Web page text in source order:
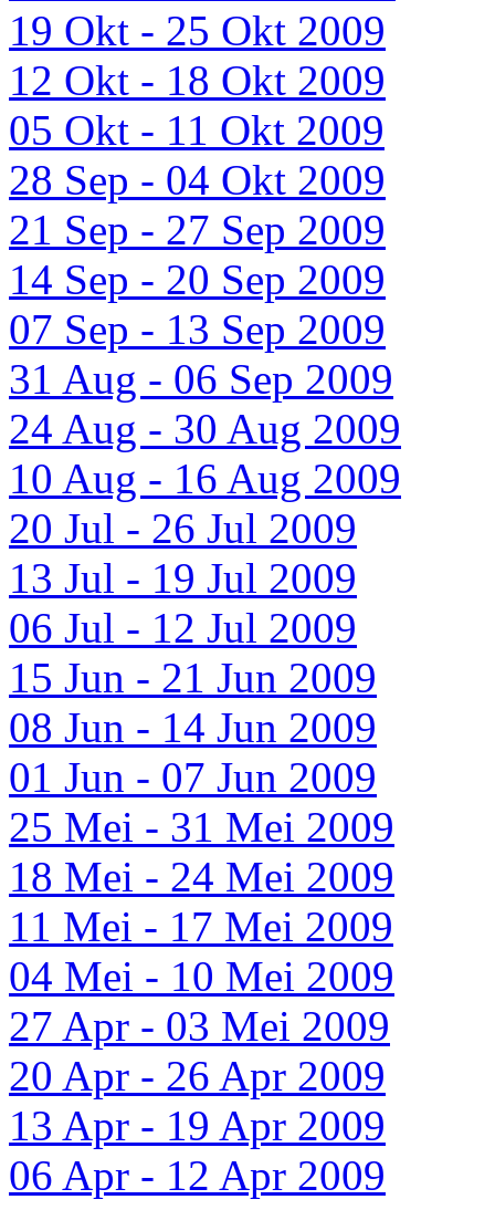
19 Okt - 25 Okt 2009
12 Okt - 18 Okt 2009
05 Okt - 11 Okt 2009
28 Sep - 04 Okt 2009
21 Sep - 27 Sep 2009
14 Sep - 20 Sep 2009
07 Sep - 13 Sep 2009
31 Aug - 06 Sep 2009
24 Aug - 30 Aug 2009
10 Aug - 16 Aug 2009
20 Jul - 26 Jul 2009
13 Jul - 19 Jul 2009
06 Jul - 12 Jul 2009
15 Jun - 21 Jun 2009
08 Jun - 14 Jun 2009
01 Jun - 07 Jun 2009
25 Mei - 31 Mei 2009
18 Mei - 24 Mei 2009
11 Mei - 17 Mei 2009
04 Mei - 10 Mei 2009
27 Apr - 03 Mei 2009
20 Apr - 26 Apr 2009
13 Apr - 19 Apr 2009
06 Apr - 12 Apr 2009